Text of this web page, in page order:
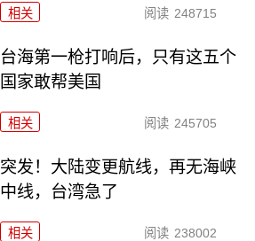
相关 阅读 248715
台海第一枪打响后，只有这五个
国家敢帮美国
相关 阅读 245705
突发！大陆变更航线，再无海峡
中线，台湾急了
相关 阅读 238002